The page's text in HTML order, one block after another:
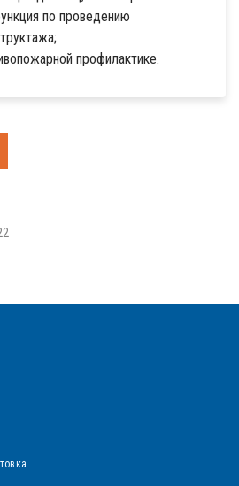
по проведению
профилактике.